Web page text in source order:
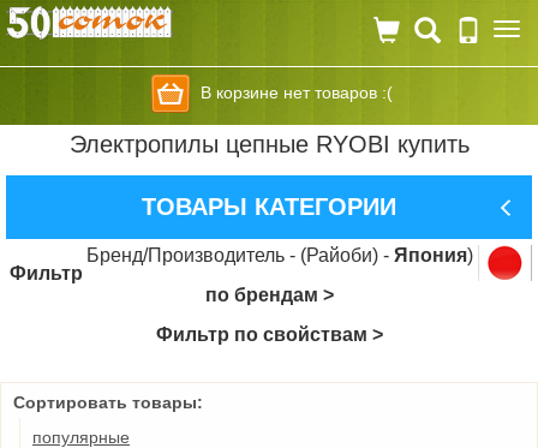
В корзине нет товаров :(
Электропилы цепные RYOBI купить
ТОВАРЫ КАТЕГОРИИ
Бренд/Производитель - (Райоби) - Япония)
Фильтр
по брендам >
Фильтр по свойствам >
Сортировать товары:
популярные